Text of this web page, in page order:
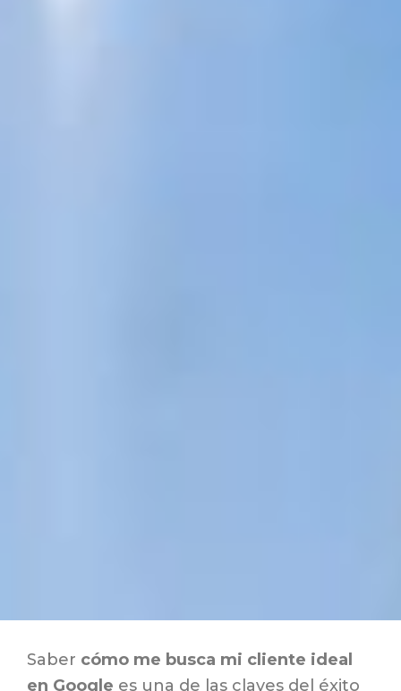
Saber cómo me busca mi cliente ideal
en Google es una de las claves del éxito